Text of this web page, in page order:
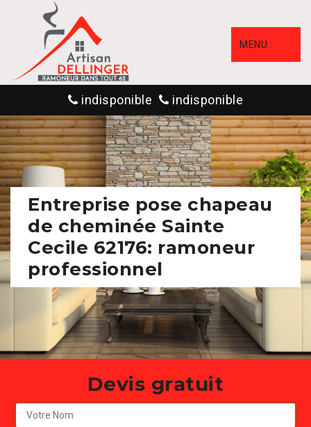
MENU
indisponible indisponible
Entreprise pose chapeau
de cheminée Sainte
Cecile 62176: ramoneur
professionnel
Devis gratuit